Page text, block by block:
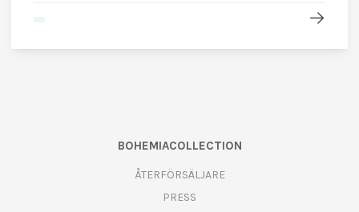
BOHEMIACOLLECTION
ÅTERFÖRSÄLJARE
PRESS